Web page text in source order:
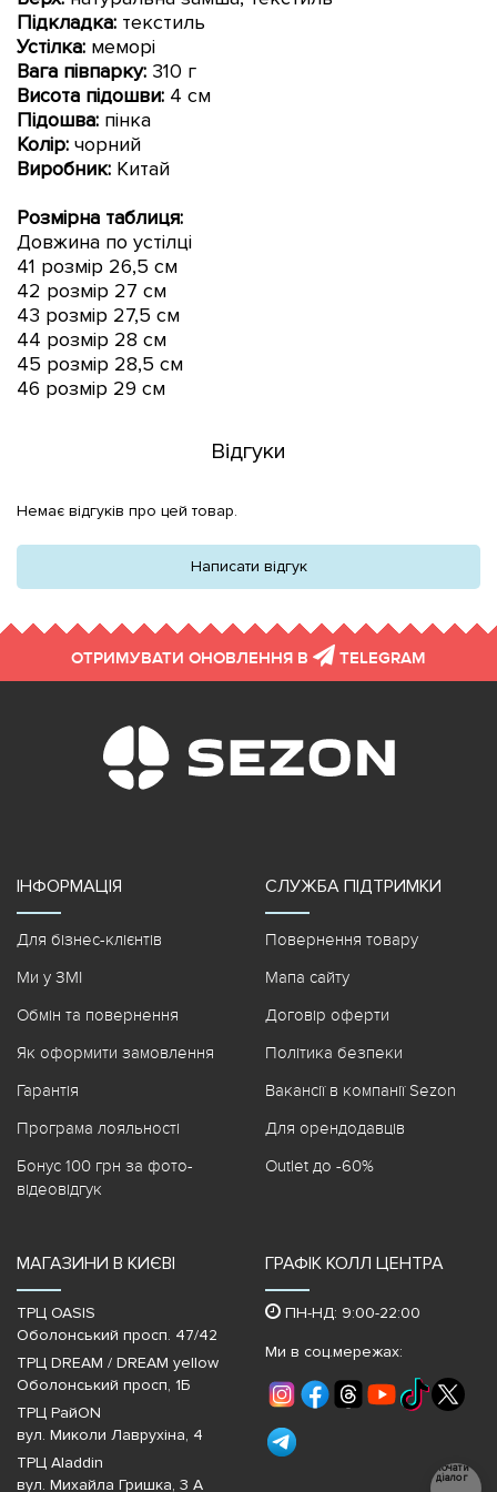
Підкладка: текстиль
Устілка: меморі
Вага півпарку: 310 г
Висота підошви: 4 см
Підошва: пінка
Колір: чорний
Виробник: Китай
Розмірна таблиця:
Довжина по устілці
41 розмір 26,5 см
42 розмір 27 см
43 розмір 27,5 см
44 розмір 28 см
45 розмір 28,5 см
46 розмір 29 см
Відгуки
Немає відгуків про цей товар.
Написати відгук
ОТРИМУВАТИ ОНОВЛЕННЯ В TELEGRAM
ІНФОРМАЦІЯ
Для бізнес-клієнтів
Ми у ЗМІ
Обмін та повернення
Як оформити замовлення
Гарантія
Програма лояльності
Бонус 100 грн за фото-
відеовідгук
СЛУЖБА ПІДТРИМКИ
Повернення товару
Мапа сайту
Договір оферти
Політика безпеки
Вакансії в компанії Sezon
Для орендодавців
Outlet до -60%
МАГАЗИНИ В КИЄВІ
ТРЦ OASIS
Оболонський просп. 47/42
ТРЦ DREAM / DREAM yellow
Оболонський просп, 1Б
ТРЦ РайON
вул. Миколи Лаврухіна, 4
ТРЦ Aladdin
вул. Михайла Гришка, 3 А
ГРАФІК КОЛЛ ЦЕНТРА
ПН-НД: 9:00-22:00
Ми в соц.мережах:
Почати
діалог